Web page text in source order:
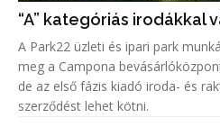
“A” kategóriás irodákkal
A Park22 üzleti és ipari park
meg a Campona
de az első fázis kiadó iroda- és
szerződést lehet kötni.